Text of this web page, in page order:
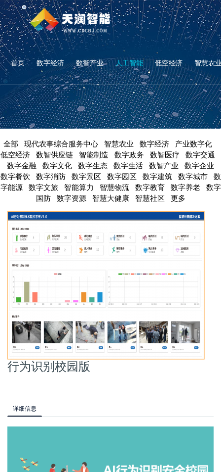
首页 数字经济 数智产业 人工智能 低空经济 智慧农
全部 现代农事综合服务中心 智慧农业 数字经济
产业数字化
低空经济
数智供应链 智能制造 数字政务 数智医疗
数字交通
数字金融
数字文化 数字生态 数字生活 数智产业
数字企业
数字餐饮
数字消防 数字景区 数字园区 数字建筑 数字城市
数
字能源
数字文旅 智能算力 智慧物流 数字教育 数字养老
数字
国防
数字资源 智慧大健康 智慧社区 更多
行为识别校园版
详细信息